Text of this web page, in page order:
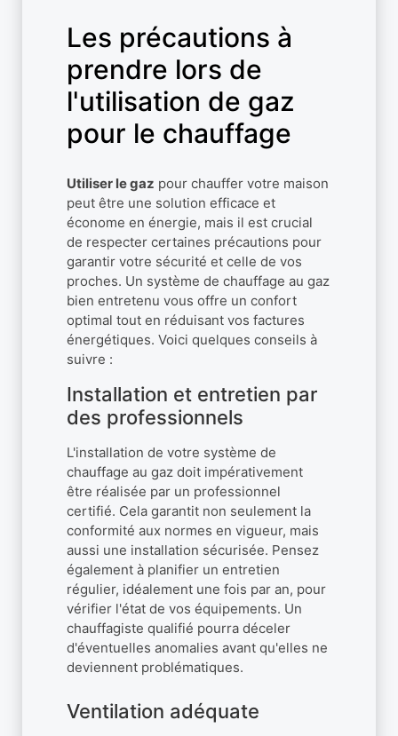
Les précautions à
prendre lors de
l'utilisation de gaz
pour le chauffage
Utiliser le gaz pour chauffer votre maison
peut être une solution efficace et
économe en énergie, mais il est crucial
de respecter certaines précautions pour
garantir votre sécurité et celle de vos
proches. Un système de chauffage au gaz
bien entretenu vous offre un confort
optimal tout en réduisant vos factures
énergétiques. Voici quelques conseils à
suivre :
Installation et entretien par
des professionnels
L'installation de votre système de
chauffage au gaz doit impérativement
être réalisée par un professionnel
certifié. Cela garantit non seulement la
conformité aux normes en vigueur, mais
aussi une installation sécurisée. Pensez
également à planifier un entretien
régulier, idéalement une fois par an, pour
vérifier l'état de vos équipements. Un
chauffagiste qualifié pourra déceler
d'éventuelles anomalies avant qu'elles ne
deviennent problématiques.
Ventilation adéquate